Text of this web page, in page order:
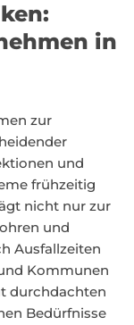
in
zur
und
frühzeitig
nicht nur zur
und
Ausfallzeiten
Kommunen
durchdachten
Bedürfnisse